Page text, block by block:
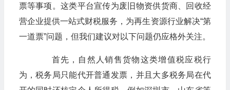
票等事项。这类平台宣传为废旧物资供货商、回收经
营企业提供一站式财税服务，为再生资源行业解决“第
一道票”问题，但我们建议对以下问题仍应格外关注。
首先，自然人销售货物这类增值税应税行
为，税务局只能代开普通发票，并且大多税务局在代